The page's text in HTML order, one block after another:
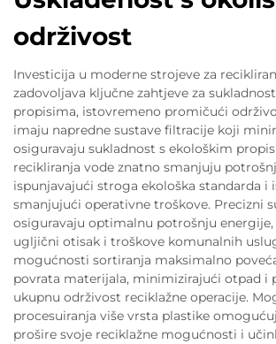
održivost
Investicija u moderne strojeve za
zadovoljava ključne zahtjeve za
propisima, istovremeno promičući
imaju napredne sustave filtracije koji
osiguravaju sukladnost s ekološkim
recikliranja vode znatno smanjuju
ispunjavajući stroga ekološka standarda i
smanjujući operativne troškove. Precizni
osiguravaju optimalnu potrošnju
ugljični otisak i troškove komunalnih
mogućnosti sortiranja maksimalno
povrata materijala, minimizirajući otpad i
ukupnu održivost reciklažne operacije.
procesuiranja više vrsta plastike
prošire svoje reciklažne mogućnosti i